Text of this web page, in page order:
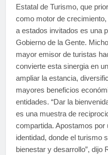
Estatal de Turismo, que
como motor de
a estados invitados es una
Gobierno de la Gente.
mayor emisor de turistas
convierte esta sinergia en
ampliar la estancia,
mayores beneficios
entidades. “Dar la
es una muestra de
compartida. Apostamos
identidad, donde el turismo
bienestar y desarrollo”, dijo